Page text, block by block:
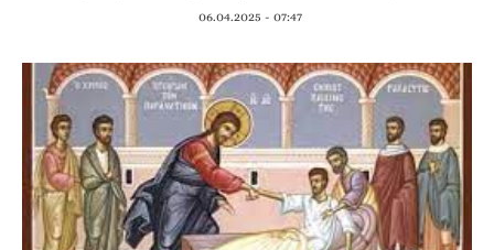
06.04.2025 - 07:47